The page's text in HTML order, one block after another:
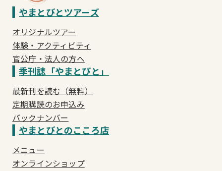
やまとびとツアーズ
オリジナルツアー
体験・アクティビティ
官公庁・法人の方へ
季刊誌「やまとびと」
最新刊を読む（無料）
定期購読のお申込み
バックナンバー
やまとびとのこころ店
メニュー
オンラインショップ